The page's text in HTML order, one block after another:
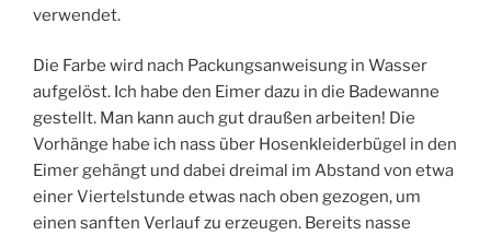
verwendet.
Die Farbe wird nach Packungsanweisung in Wasser
aufgelöst. Ich habe den Eimer dazu in die Badewanne
gestellt. Man kann auch gut draußen arbeiten! Die
Vorhänge habe ich nass über Hosenkleiderbügel in den
Eimer gehängt und dabei dreimal im Abstand von etwa
einer Viertelstunde etwas nach oben gezogen, um
einen sanften Verlauf zu erzeugen. Bereits nasse